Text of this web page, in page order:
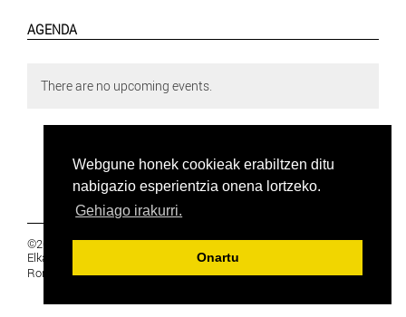
Webgune honek cookieak erabiltzen ditu
nabigazio esperientzia onena lortzeko.
Gehiago irakurri.
Onartu
AGENDA
There are no upcoming events.
©2019 Euskal Herriko Ikasleen Gurasoen
Elkartea -
Ronda 27, 1 Ezk, 48005 Bilbao, Bizkaia